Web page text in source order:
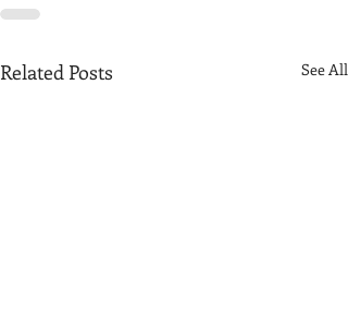
Related Posts See All